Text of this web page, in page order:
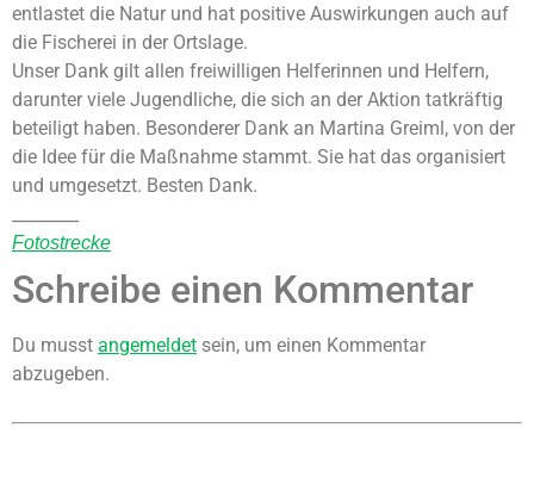
entlastet die Natur und hat positive Auswirkungen auch auf
die Fischerei in der Ortslage.
Unser Dank gilt allen freiwilligen Helferinnen und Helfern,
darunter viele Jugendliche, die sich an der Aktion tatkräftig
beteiligt haben. Besonderer Dank an Martina Greiml, von der
die Idee für die Maßnahme stammt. Sie hat das organisiert
und umgesetzt. Besten Dank.
Fotostrecke
Schreibe einen Kommentar
Du musst angemeldet sein, um einen Kommentar
abzugeben.